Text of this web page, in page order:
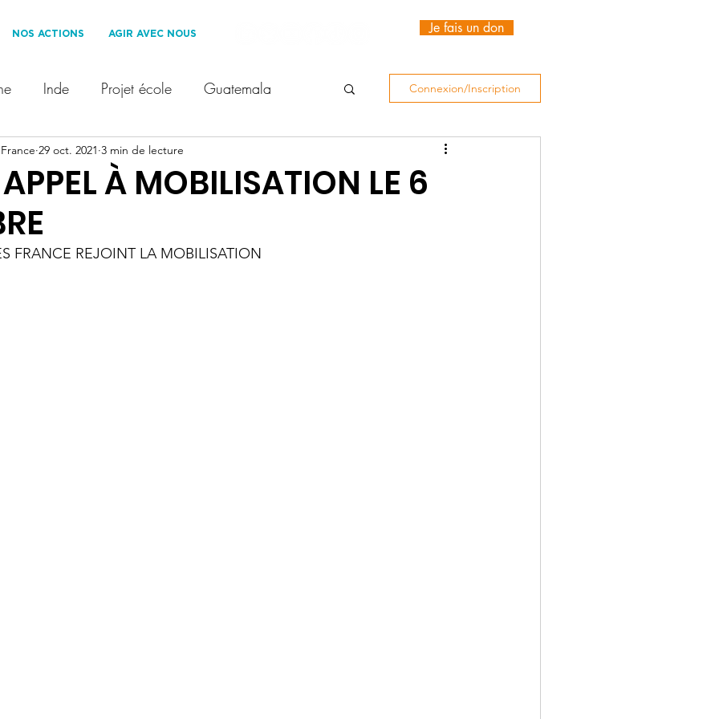
NOS ACTIONS AGIR AVEC NOUS Je fais un don
Inde Projet école Guatemala
des Hommes France Les Roues Cool
Durable
Connexion/Inscription
À MOBILISATION LE 6
29 oct. 2021 3 min de lecture
FRANCE REJOINT LA MOBILISATION